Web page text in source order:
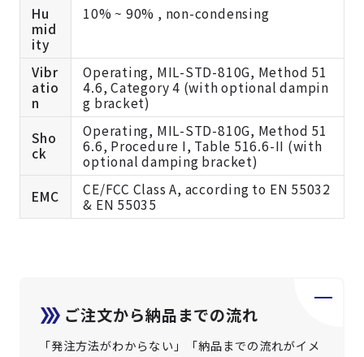
Hu
mid
ity
10% ~ 90% , non-condensing
Vibr
atio
n
Operating, MIL-STD-810G, Method 51
4.6, Category 4 (with optional dampin
g bracket)
Sho
ck
Operating, MIL-STD-810G, Method 51
6.6, Procedure I, Table 516.6-II (with
optional damping bracket)
EMC
CE/FCC Class A, according to EN 55032
& EN 55035
ご注文から納品までの流れ
「発注方法がわからない」「納品までの流れがイメ